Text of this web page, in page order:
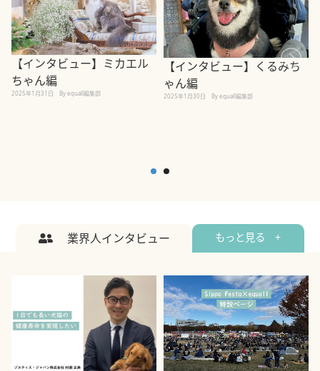
【インタビュー】ミカエル
ちゃん編
2025年1月31日 By equall編集部
【インタビュー】くるみち
ゃん編
2025年1月30日 By equall編集部
業界人インタビュー もっと見る +